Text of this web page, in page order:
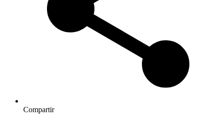
Compartir